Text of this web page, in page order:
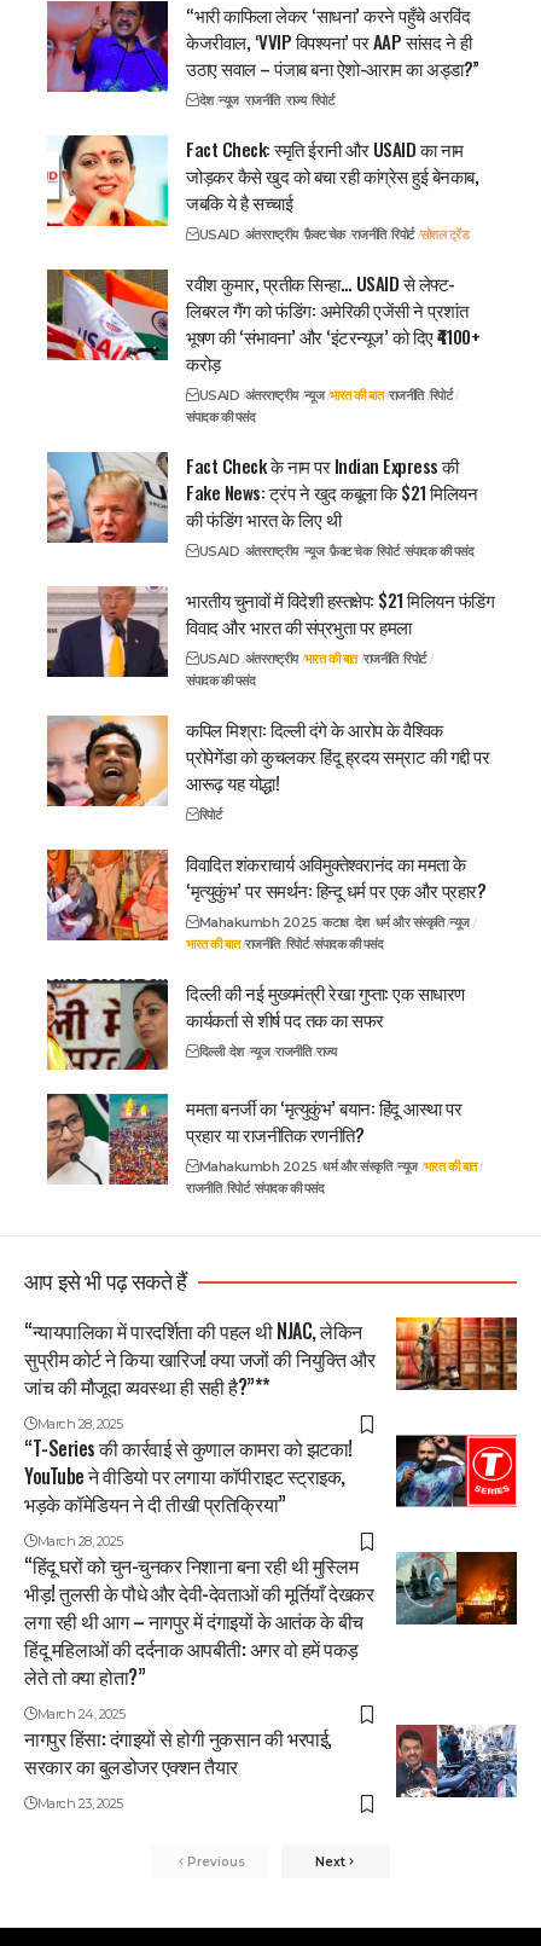
“भारी काफिला लेकर ‘साधना’ करने पहुँचे अरविंद
केजरीवाल, ‘VVIP विपश्यना’ पर AAP सांसद ने ही
उठाए सवाल – पंजाब बना ऐशो-आराम का अड्डा?”
देश न्यूज राजनीति राज्य रिपोर्ट
Fact Check: स्मृति ईरानी और USAID का नाम
जोड़कर कैसे खुद को बचा रही कांग्रेस हुई बेनकाब,
जबकि ये है सच्चाई
USAID अंतरराष्ट्रीय फ़ैक्ट चेक राजनीति रिपोर्ट सोशल ट्रेंड
रवीश कुमार, प्रतीक सिन्हा… USAID से लेफ्ट-
लिबरल गैंग को फंडिंग: अमेरिकी एजेंसी ने प्रशांत
भूषण की ‘संभावना’ और ‘इंटरन्यूज’ को दिए ₹4100+
करोड़
USAID अंतरराष्ट्रीय न्यूज भारत की बात राजनीति रिपोर्ट
संपादक की पसंद
Fact Check के नाम पर Indian Express की
Fake News: ट्रंप ने खुद कबूला कि $21 मिलियन
की फंडिंग भारत के लिए थी
USAID अंतरराष्ट्रीय न्यूज फ़ैक्ट चेक रिपोर्ट संपादक की पसंद
भारतीय चुनावों में विदेशी हस्तक्षेप: $21 मिलियन फंडिंग
विवाद और भारत की संप्रभुता पर हमला
USAID अंतरराष्ट्रीय भारत की बात राजनीति रिपोर्ट
संपादक की पसंद
कपिल मिश्रा: दिल्ली दंगे के आरोप के वैश्विक
प्रोपेगेंडा को कुचलकर हिंदू ह्रदय सम्राट की गद्दी पर
आरूढ़ यह योद्धा!
रिपोर्ट
विवादित शंकराचार्य अविमुक्तेश्वरानंद का ममता के
‘मृत्युकुंभ’ पर समर्थन: हिन्दू धर्म पर एक और प्रहार?
Mahakumbh 2025 कटाक्ष देश धर्म और संस्कृति न्यूज
भारत की बात राजनीति रिपोर्ट संपादक की पसंद
दिल्ली की नई मुख्यमंत्री रेखा गुप्ता: एक साधारण
कार्यकर्ता से शीर्ष पद तक का सफर
दिल्ली देश न्यूज राजनीति राज्य
ममता बनर्जी का ‘मृत्युकुंभ’ बयान: हिंदू आस्था पर
प्रहार या राजनीतिक रणनीति?
Mahakumbh 2025 धर्म और संस्कृति न्यूज भारत की बात
राजनीति रिपोर्ट संपादक की पसंद
आप इसे भी पढ़ सकते हैं
“न्यायपालिका में पारदर्शिता की पहल थी NJAC, लेकिन
सुप्रीम कोर्ट ने किया खारिज! क्या जजों की नियुक्ति और
जांच की मौजूदा व्यवस्था ही सही है?”**
March 28, 2025
“T-Series की कार्रवाई से कुणाल कामरा को झटका!
YouTube ने वीडियो पर लगाया कॉपीराइट स्ट्राइक,
भड़के कॉमेडियन ने दी तीखी प्रतिक्रिया”
March 28, 2025
“हिंदू घरों को चुन-चुनकर निशाना बना रही थी मुस्लिम
भीड़! तुलसी के पौधे और देवी-देवताओं की मूर्तियाँ देखकर
लगा रही थी आग – नागपुर में दंगाइयों के आतंक के बीच
हिंदू महिलाओं की दर्दनाक आपबीती: अगर वो हमें पकड़
लेते तो क्या होता?”
March 24, 2025
नागपुर हिंसा: दंगाइयों से होगी नुकसान की भरपाई,
सरकार का बुलडोजर एक्शन तैयार
March 23, 2025
Previous Next